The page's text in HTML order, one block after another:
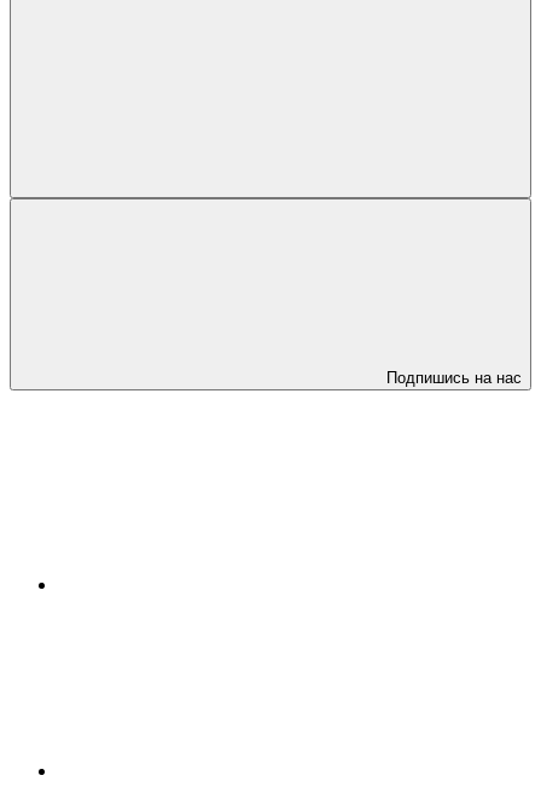
Подпишись на нас